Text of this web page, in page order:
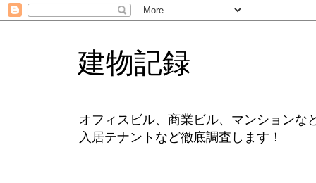
建物記録
オフィスビル、商業ビル、マンションな
入居テナントなど徹底調査します！